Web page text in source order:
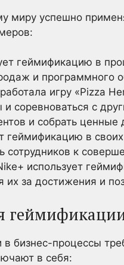
миру успешно
геймификацию в
и программного
игру «Pizza
соревноваться с
и собрать
геймификацию в
сотрудников к
использует
их за достижения и
бизнес-процессы
в себя: